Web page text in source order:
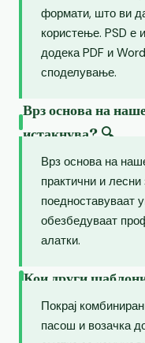
формати, што ви
користење. PSD е
додека PDF и
споделување.
Врз основа на
истакнува? 🔍
Врз основа на
практични и
поедноставуваат
обезбедуваат
алатки.
Кои други
Покрај
пасош и возачка